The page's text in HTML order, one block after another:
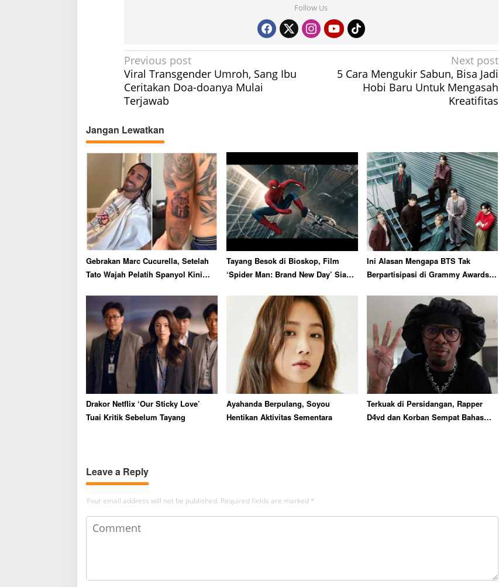
Follow Us
P
o
s
t
n
a
v
i
g
a
t
i
o
n
Previous post
Viral Transgender Umroh, Sang Ibu
Ceritakan Doa-doanya Mulai
Terjawab
Next post
5 Cara Mengukir Sabun, Bisa Jadi
Hobi Baru Untuk Mengasah
Kreatifitas
Jangan Lewatkan
Gebrakan Marc Cucurella, Setelah
Tato Wajah Pelatih Spanyol Kini
Tayang Besok di Bioskop, Film
‘Spider Man: Brand New Day’ Siap
Ini Alasan Mengapa BTS Tak
Berpartisipasi di Grammy Awards
Drakor Netflix ‘Our Sticky Love’
Tuai Kritik Sebelum Tayang
Ayahanda Berpulang, Soyou
Hentikan Aktivitas Sementara
Terkuak di Persidangan, Rapper
D4vd dan Korban Sempat Bahas
Leave a Reply
Your email address will not be published. Required fields are marked *